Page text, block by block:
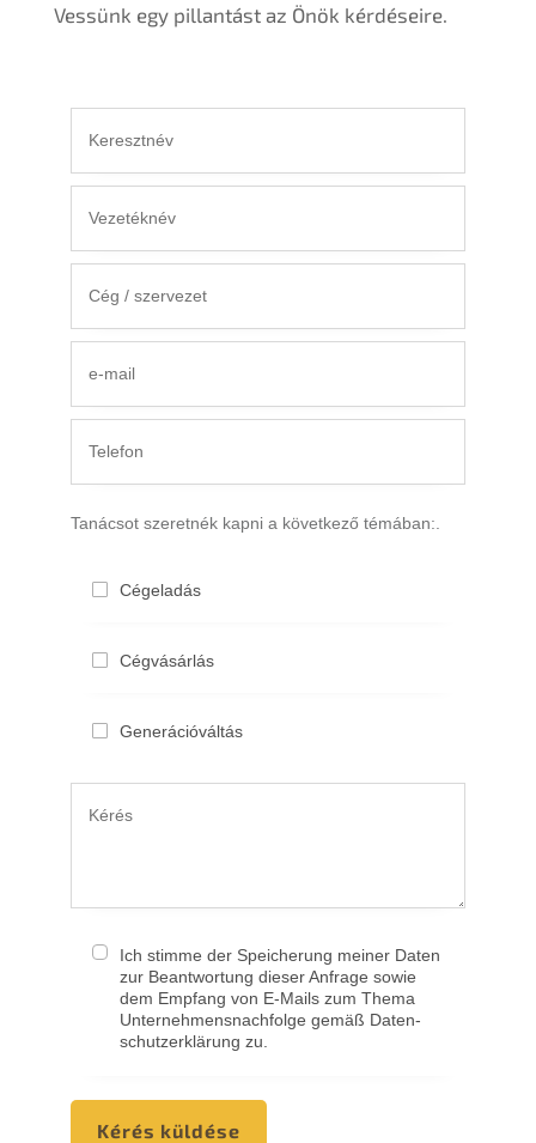
Vessünk egy pillan­tást az Önök kérdéseire.
Tanác­sot szeret­nék kapni a követ­ke­ző témában:.
Cégela­dás
Cégvá­sár­lás
Generá­ció­vál­tás
Ich stimme der Speiche­rung meiner Daten
zur Beant­wor­tung dieser Anfra­ge sowie
dem Empfang von E-Mails zum Thema
Unternehmens­nachfolge gemäß Daten­
schutz­er­klä­rung zu.
Kérés küldé­se